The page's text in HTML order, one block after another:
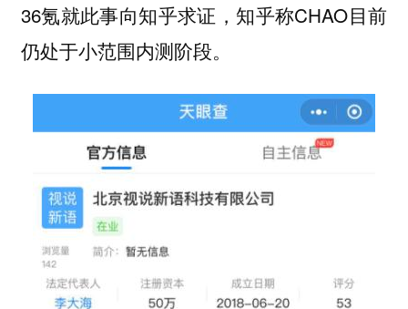
36氪就此事向知乎求证，知乎称CHAO目前
仍处于小范围内测阶段。